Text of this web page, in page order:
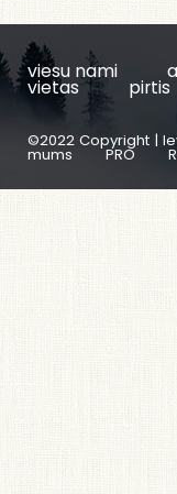
viesu nami
vietas pirtis
©2022 Copyright |
mums PRO